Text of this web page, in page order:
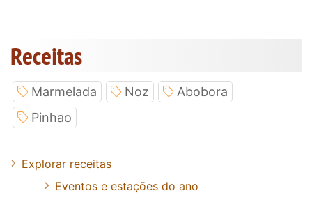
Receitas
Marmelada Noz
Abobora
Pinhao
Explorar receitas
Eventos e estações do ano